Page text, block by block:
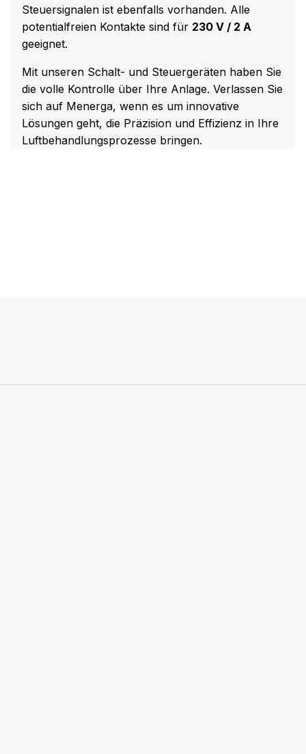
Steuersignalen ist ebenfalls vorhanden. Alle
potentialfreien Kontakte sind für 230 V / 2 A
geeignet.
Mit unseren Schalt- und Steuergeräten haben Sie
die volle Kontrolle über Ihre Anlage. Verlassen Sie
sich auf Menerga, wenn es um innovative
Lösungen geht, die Präzision und Effizienz in Ihre
Luftbehandlungsprozesse bringen.